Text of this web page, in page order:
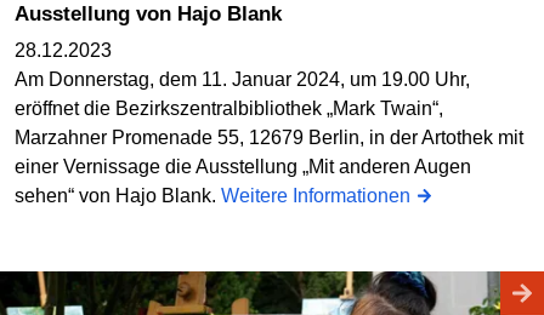
Ausstellung von Hajo Blank
28.12.2023
Am Donnerstag, dem 11. Januar 2024, um 19.00 Uhr,
eröffnet die Bezirkszentralbibliothek „Mark Twain“,
Marzahner Promenade 55, 12679 Berlin, in der Artothek mit
einer Vernissage die Ausstellung „Mit anderen Augen
sehen“ von Hajo Blank. Weitere Informationen